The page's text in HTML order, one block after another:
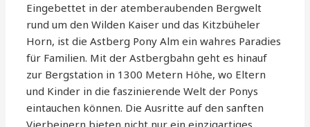
Eingebettet in der atemberaubenden Bergwelt
rund um den Wilden Kaiser und das Kitzbüheler
Horn, ist die Astberg Pony Alm ein wahres Paradies
für Familien. Mit der Astbergbahn geht es hinauf
zur Bergstation in 1300 Metern Höhe, wo Eltern
und Kinder in die faszinierende Welt der Ponys
eintauchen können. Die Ausritte auf den sanften